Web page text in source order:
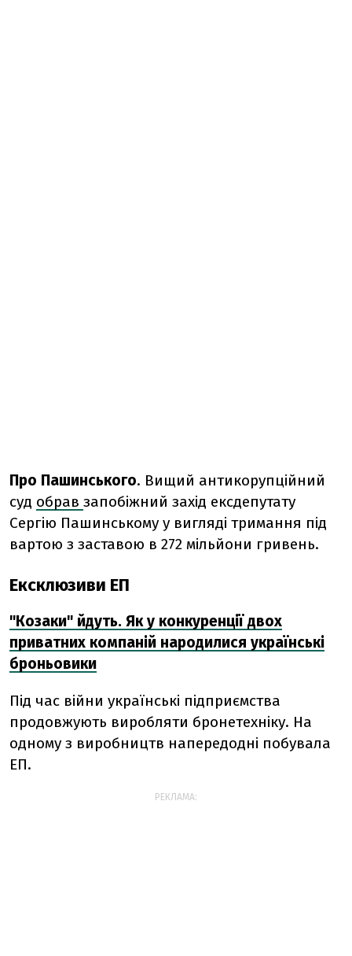
Про Пашинського. Вищий антикорупційний
суд обрав запобіжний захід ексдепутату
Сергію Пашинському у вигляді тримання під
вартою з заставою в 272 мільйони гривень.
Ексклюзиви ЕП
"Козаки" йдуть. Як у конкуренції двох
приватних компаній народилися українські
броньовики
Під час війни українські підприємства
продовжують виробляти бронетехніку. На
одному з виробництв напередодні побувала
ЕП.
РЕКЛАМА: